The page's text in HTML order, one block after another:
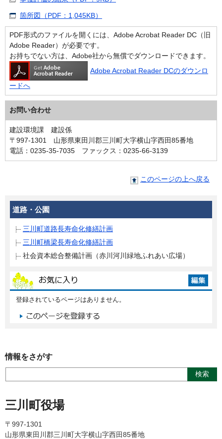
箇所図（PDF：1,045KB）
PDF形式のファイルを開くには、Adobe Acrobat Reader DC（旧
Adobe Reader）が必要です。
お持ちでない方は、Adobe社から無償でダウンロードできます。
Adobe Acrobat Reader DCのダウンロ
ードへ
お問い合わせ
建設環境課 建設係
〒997-1301 山形県東田川郡三川町大字横山字西田85番地
電話：0235-35-7035 ファックス：0235-66-3139
このページの上へ戻る
道路・公園
三川町道路長寿命化修繕計画
三川町橋梁長寿命化修繕計画
社会資本総合整備計画（赤川河川緑地ふれあい広場）
登録されているページはありません。
情報をさがす
三川町役場
〒997-1301
山形県東田川郡三川町大字横山字西田85番地